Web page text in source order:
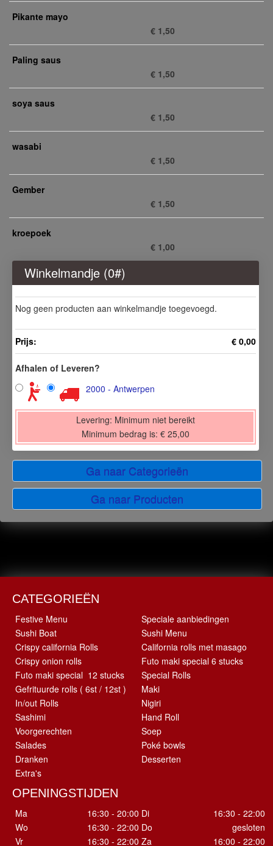
Pikante mayo
€ 1,50
Paling saus
€ 1,50
soya saus
€ 1,50
wasabi
€ 1,50
Gember
€ 1,50
kroepoek
€ 1,00
Winkelmandje (0#)
Nog geen producten aan winkelmandje toegevoegd.
Prijs: € 0,00
Afhalen of Leveren?
2000 - Antwerpen
Levering: Minimum niet bereikt
Minimum bedrag is:€ 25,00
Ga naar Categorieën
Ga naar Producten
CATEGORIEËN
Festive Menu
Speciale aanbiedingen
Sushi Boat
Sushi Menu
Crispy california Rolls
California rolls met masago
Crispy onion rolls
Futo maki special 6 stucks
Futo maki special 12 stucks
Special Rolls
Gefrituurde rolls ( 6st / 12st )
Maki
In/out Rolls
Nigiri
Sashimi
Hand Roll
Voorgerechten
Soep
Salades
Poké bowls
Dranken
Desserten
Extra's
OPENINGSTIJDEN
Ma 16:30 - 20:00 Di
16:30 - 22:00
Wo
16:30 - 22:00 Do
gesloten
Vr
16:30 - 22:00 Za 16:00 - 22:00